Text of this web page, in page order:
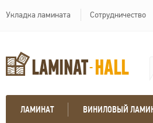
Укладка ламината Сотрудничество
ЛАМИНАТ ВИНИЛОВЫЙ